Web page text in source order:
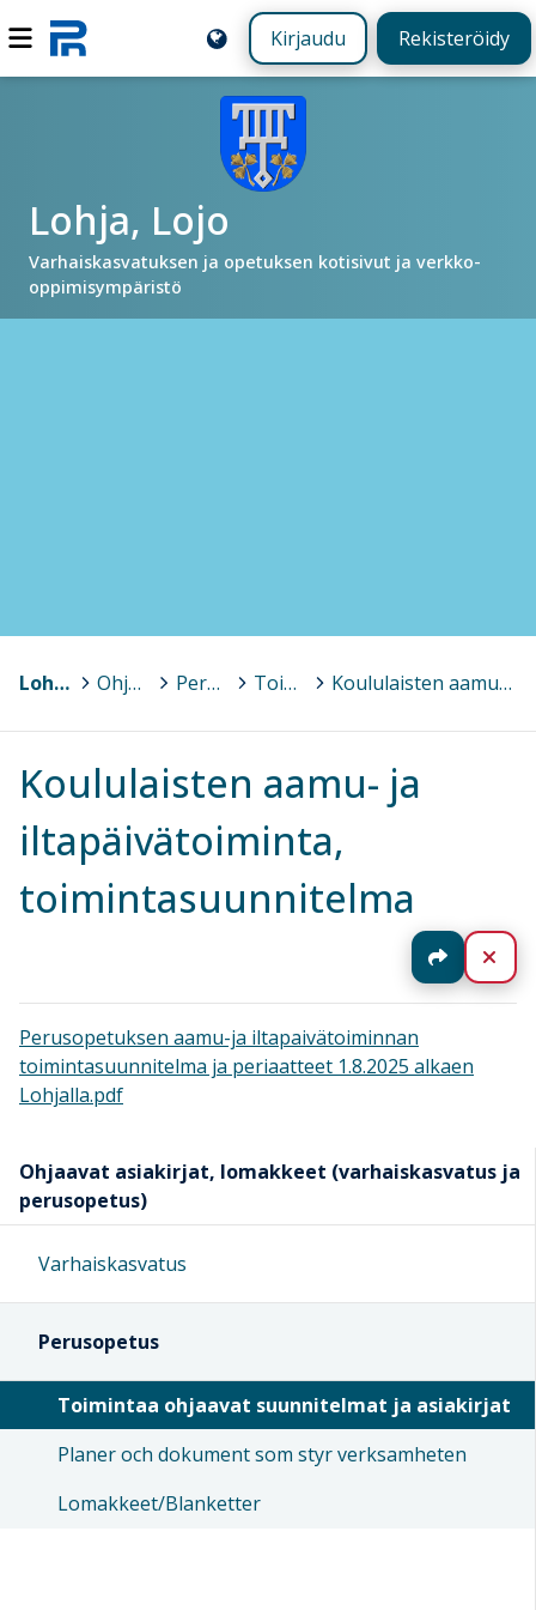
Kirjaudu Rekisteröidy
Lohja, Lojo
Varhaiskasvatuksen ja opetuksen kotisivut ja verkko-
oppimisympäristö
Lohja, Lojo > Ohjaavat asiakirjat, lomakkeet (varhaiskasvatus ja perusopetus) > Perusopetus > Toimintaa ohjaavat suunnitelmat ja asiakirjat > Koululaisten aamu- ja iltapäivätoiminta, toimintasuunnitelma
Koululaisten aamu- ja
iltapäivätoiminta,
toimintasuunnitelma
Jaa
Perusopetuksen aamu-ja iltapaivätoiminnan
toimintasuunnitelma ja periaatteet 1.8.2025 alkaen
Lohjalla.pdf
Ohjaavat asiakirjat, lomakkeet (varhaiskasvatus ja
perusopetus)
Varhaiskasvatus
Perusopetus
Toimintaa ohjaavat suunnitelmat ja asiakirjat
Planer och dokument som styr verksamheten
Lomakkeet/Blanketter